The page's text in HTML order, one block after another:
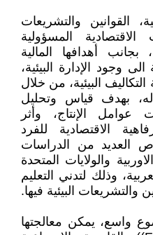
القوانين والتشريعات
الاقتصادية المسؤولية
بجانب أهدافها المالية
وجود الإدارة البيئية،
البيئية، من خلال
بهدف قياس وتحليل
عوامل الإنتاج، وأثر
الاقتصادية للفرد
العديد من الدراسات
والولايات المتحدة
وذلك لتدني التعليم
البيئية فيها.
واسع، يمكن معالجتها